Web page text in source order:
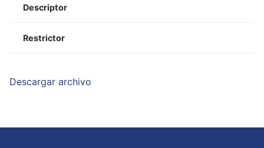
Descriptor
Restrictor
Descargar archivo